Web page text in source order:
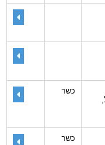
כשר
כשר